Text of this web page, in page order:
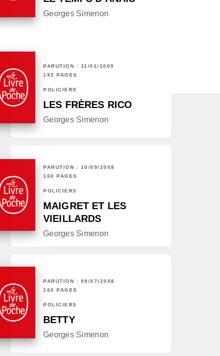
Georges Simenon
PARUTION : 11/02/2009
192 PAGES
POLICIERS
LES FRÈRES RICO
Georges Simenon
PARUTION : 10/09/2008
160 PAGES
POLICIERS
MAIGRET ET LES
VIEILLARDS
Georges Simenon
PARUTION : 09/07/2008
160 PAGES
POLICIERS
BETTY
Georges Simenon